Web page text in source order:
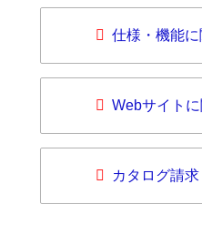
仕様・機能
Webサイト
カタログ請求